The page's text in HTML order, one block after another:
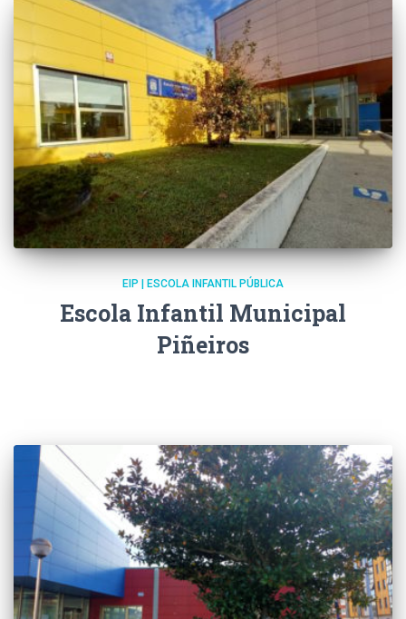
EIP | ESCOLA INFANTIL PÚBLICA
Escola Infantil Municipal
Piñeiros